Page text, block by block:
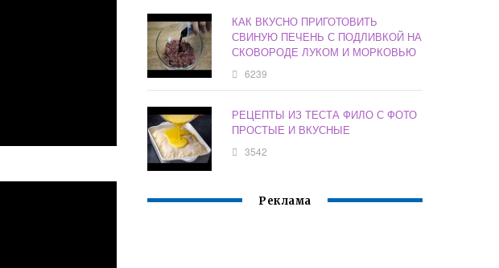
КАК ВКУСНО ПРИГОТОВИТЬ
СВИНУЮ ПЕЧЕНЬ С ПОДЛИВКОЙ НА
СКОВОРОДЕ ЛУКОМ И МОРКОВЬЮ
6239
РЕЦЕПТЫ ИЗ ТЕСТА ФИЛО С ФОТО
ПРОСТЫЕ И ВКУСНЫЕ
3542
Реклама